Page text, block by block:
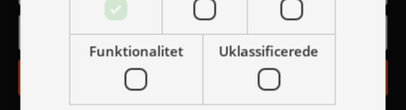
Funktionalitet Uklassificerede